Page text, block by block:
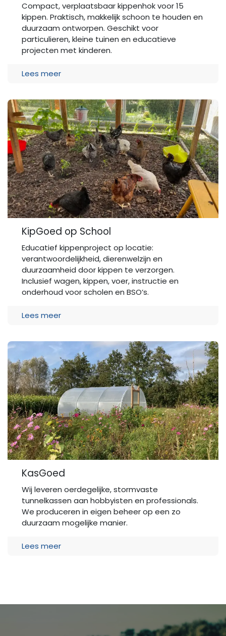
Compact, verplaatsbaar kippenhok voor 15
kippen. Praktisch, makkelijk schoon te houden en
duurzaam ontworpen. Geschikt voor
particulieren, kleine tuinen en educatieve
projecten met kinderen.
Lees meer
KipGoed op School
Educatief kippenproject op locatie:
verantwoordelijkheid, dierenwelzijn en
duurzaamheid door kippen te verzorgen.
Inclusief wagen, kippen, voer, instructie en
onderhoud voor scholen en BSO’s.
Lees meer
KasGoed
Wij leveren oerdegelijke, stormvaste
tunnelkassen aan hobbyisten en professionals.
We produceren in eigen beheer op een zo
duurzaam mogelijke manier.
Lees meer